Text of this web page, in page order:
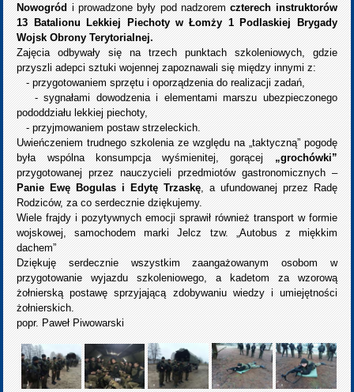
Nowogród i prowadzone były pod nadzoremczterech instruktorów
13 Batalionu Lekkiej Piechoty w Łomży 1 Podlaskiej Brygady
Wojsk Obrony Terytorialnej.
Zajęcia odbywały się na trzech punktach szkoleniowych, gdzie
przyszli adepci sztuki wojennej zapoznawali się między innymi z:
- przygotowaniem sprzętu i oporządzenia do realizacji zadań,
- sygnałami dowodzenia i elementami marszu ubezpieczonego
pododdziału lekkiej piechoty,
- przyjmowaniem postaw strzeleckich.
Uwieńczeniem trudnego szkolenia ze względu na „taktyczną” pogodę
była wspólna konsumpcja wyśmienitej, gorącej „grochówki”
przygotowanej przez nauczycieli przedmiotów gastronomicznych –
Panie Ewę Bogulas i Edytę Trzaskę, a ufundowanej przez Radę
Rodziców, za co serdecznie dziękujemy.
Wiele frajdy i pozytywnych emocji sprawił również transport w formie
wojskowej, samochodem marki Jelcz tzw. „Autobus z miękkim
dachem”
Dziękuję serdecznie wszystkim zaangażowanym osobom w
przygotowanie wyjazdu szkoleniowego, a kadetom za wzorową
żołnierską postawę sprzyjającą zdobywaniu wiedzy i umiejętności
żołnierskich.
popr. Paweł Piwowarski